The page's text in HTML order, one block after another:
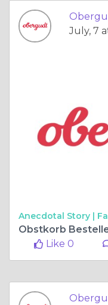
July, 7
Anecdotal Story |
Like 0